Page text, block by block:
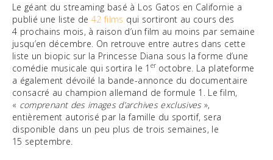
Le géant du streaming basé à Los Gatos en Californie a
publié une liste de 42 films qui sortiront au cours des
4 prochains mois, à raison d’un film au moins par semaine
jusqu’en décembre. On retrouve entre autres dans cette
liste un biopic sur la Princesse Diana sous la forme d’une
comédie musicale qui sortira le 1 er octobre. La plateforme
a également dévoilé la bande-annonce du documentaire
consacré au champion allemand de formule 1. Le film,
« comprenant des images d’archives exclusives»,
entièrement autorisé par la famille du sportif, sera
disponible dans un peu plus de trois semaines, le
15 septembre.